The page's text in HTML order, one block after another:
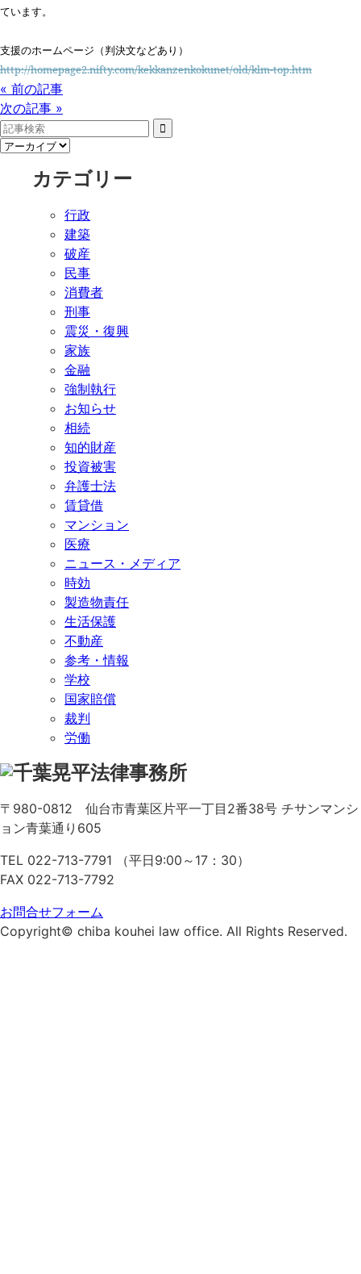
ています。
支援のホームページ（判決文などあり）
http://homepage2.nifty.com/kekkanzenkokunet/old/klm-top.htm
« 前の記事
次の記事 »
カテゴリー
行政
建築
破産
民事
消費者
刑事
震災・復興
家族
金融
強制執行
お知らせ
相続
知的財産
投資被害
弁護士法
賃貸借
マンション
医療
ニュース・メディア
時効
製造物責任
生活保護
不動産
参考・情報
学校
国家賠償
裁判
労働
〒980-0812 仙台市青葉区片平一丁目2番38号 チサンマンシ
ョン青葉通り605
TEL 022-713-7791 （平日9:00～17：30）
FAX 022-713-7792
お問合せフォーム
Copyright© chiba kouhei law office. All Rights Reserved.